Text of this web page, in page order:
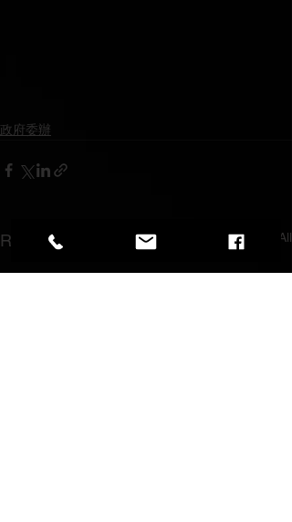
政府委辦
Recent Posts See All